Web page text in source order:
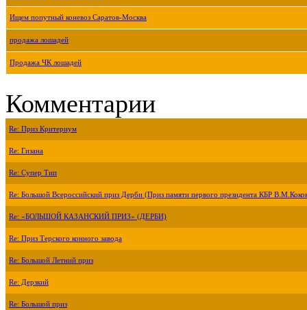
Ищем попутный коневоз Саратов-Москва
продажа лошадей
Продажа ЧК лошадей
Комментарии
Re: Приз Критериум
Re: Гизана
Re: Супер Тип
Re: Большой Всероссийский приз Дерби (Приз памяти первого президента КБР
Re: «БОЛЬШОЙ КАЗАНСКИЙ ПРИЗ» (ДЕРБИ)
Re: Приз Терского конного завода
Re: Большой Летний приз
Re: Дерзкий
Re: Большой приз